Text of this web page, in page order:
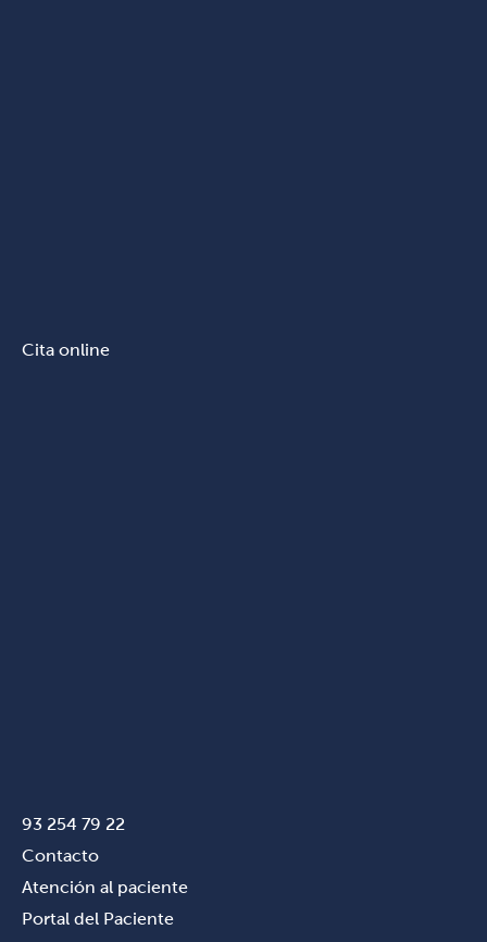
Cita online
93 254 79 22
Contacto
Atención al paciente
Portal del Paciente